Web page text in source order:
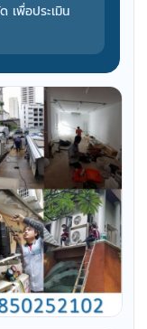
เพื่อประเมิน